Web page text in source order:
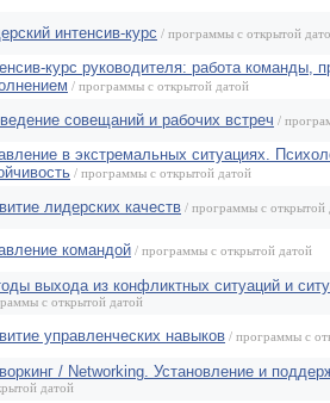
интенсив-курс / программы с открытой
курс руководителя: работа команды,
/ программы с открытой датой
совещаний и рабочих встреч /
в экстремальных ситуациях.
/ программы с открытой датой
лидерских качеств / программы с открытой
командой / программы с открытой датой
выхода из конфликтных ситуаций и
с открытой датой
управленческих навыков / программы с
/ Networking. Установление и
датой